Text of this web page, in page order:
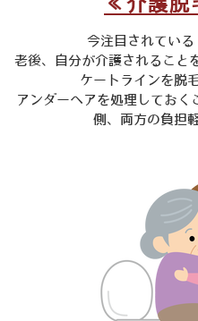
今注目されてい
老後、自分が介護されること
ケートラインを脱
アンダーヘアを処理しておく
側、両方の負担